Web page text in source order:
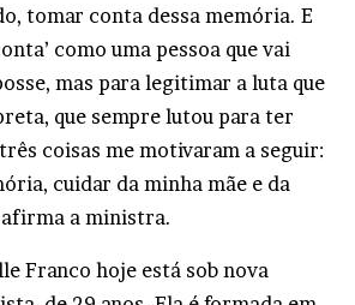
tomar conta dessa memória. E
como uma pessoa que vai
mas para legitimar a luta que
que sempre lutou para ter
coisas me motivaram a seguir:
cuidar da minha mãe e da
a ministra.
Franco hoje está sob nova